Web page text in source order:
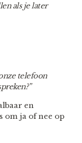
als je later
telefoon
en
om ja of nee op